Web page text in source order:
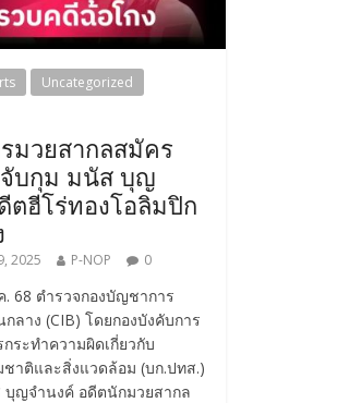
Uncategorized
มวยสากลสมัคร
จับกุม มนัส บุญ
ตฮีโร่ทองโอลิมปิก
2025 P-NOP 0
. 68 ตำรวจกองบัญชาการ
ลาง (CIB) โดยกองบังคับการ
ระทำความผิดเกี่ยวกับ
าติและสิ่งแวดล้อม (บก.ปทส.)
บุญจำนงค์ อดีตนักมวยสากล